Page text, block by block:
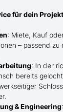
für dein Projekt
: Miete, Kauf
– passend zu
: In der
bereits
& Engineering